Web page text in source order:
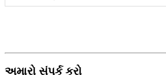
અમારો સંપર્ક કરો